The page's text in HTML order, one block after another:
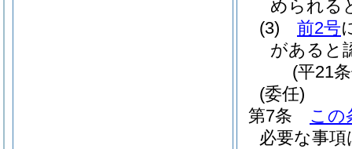
められる
(3)
前2号
があると
(平21
(委任)
第7条
この
必要な事